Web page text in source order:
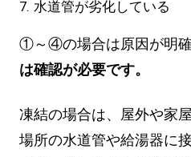
水道管が劣化している
①～④の場合は原因が明確
は確認が必要です。
凍結の場合は、屋外や家
場所の水道管や給湯器に